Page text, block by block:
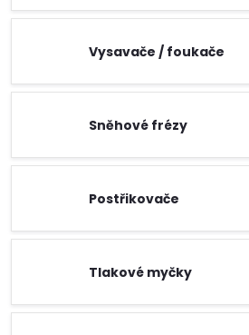
Vysavače / foukače
Sněhové frézy
Postřikovače
Tlakové myčky